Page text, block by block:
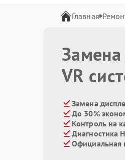
Главная
Замена
VR
Замена
До 30%
Контроль на
Диагностика
Официальная